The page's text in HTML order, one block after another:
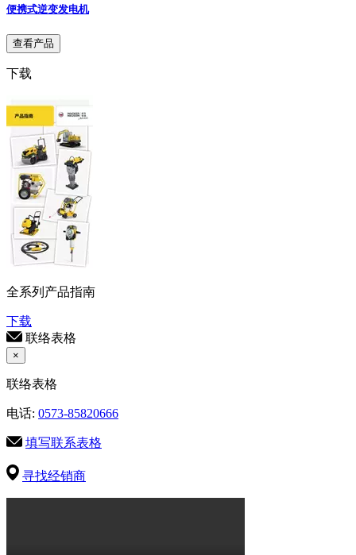
便携式逆变发电机
查看产品
下载
全系列产品指南
下载
联络表格
×
联络表格
电话: 0573-85820666
填写联系表格
寻找经销商